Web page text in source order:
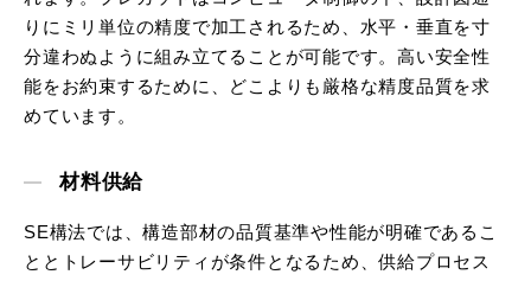
りにミリ単位の精度で加工されるため、水平・垂直を寸
分違わぬように組み立てることが可能です。高い安全性
能をお約束するために、どこよりも厳格な精度品質を求
めています。
材料供給
SE構法では、構造部材の品質基準や性能が明確であるこ
ととトレーサビリティが条件となるため、供給プロセス